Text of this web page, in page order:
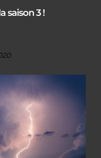
saison 3 !